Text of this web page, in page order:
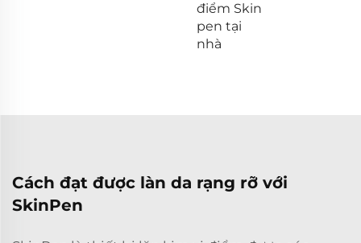
điểm Skin
pen tại
nhà
Cách đạt được làn da rạng rỡ với
SkinPen